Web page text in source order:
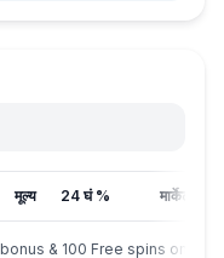
मूल्य 24 घं % मार्केट कैप
& 100 Free spins on sign